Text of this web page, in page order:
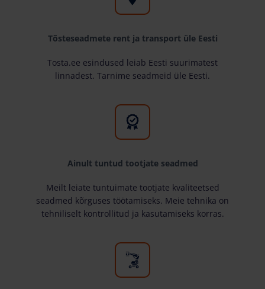
Tõsteseadmete rent ja transport üle Eesti
Tosta.ee esindused leiab Eesti suurimatest
linnadest. Tarnime seadmeid üle Eesti.
Ainult tuntud tootjate seadmed
Meilt leiate tuntuimate tootjate kvaliteetsed
seadmed kõrguses töötamiseks. Meie tehnika on
tehniliselt kontrollitud ja kasutamiseks korras.